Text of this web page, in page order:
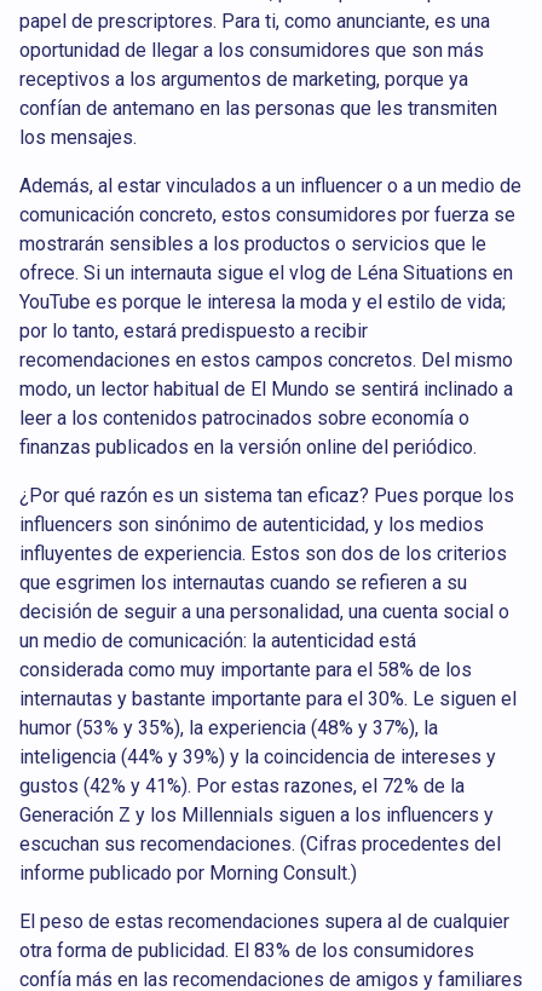
papel de prescriptores. Para ti, como anunciante, es una
oportunidad de llegar a los consumidores que son más
receptivos a los argumentos de marketing, porque ya
confían de antemano en las personas que les transmiten
los mensajes.
Además, al estar vinculados a un influencer o a un medio de
comunicación concreto, estos consumidores por fuerza se
mostrarán sensibles a los productos o servicios que le
ofrece. Si un internauta sigue el vlog de Léna Situations en
YouTube es porque le interesa la moda y el estilo de vida;
por lo tanto, estará predispuesto a recibir
recomendaciones en estos campos concretos. Del mismo
modo, un lector habitual de El Mundo se sentirá inclinado a
leer a los contenidos patrocinados sobre economía o
finanzas publicados en la versión online del periódico.
¿Por qué razón es un sistema tan eficaz? Pues porque los
influencers son sinónimo de autenticidad, y los medios
influyentes de experiencia. Estos son dos de los criterios
que esgrimen los internautas cuando se refieren a su
decisión de seguir a una personalidad, una cuenta social o
un medio de comunicación: la autenticidad está
considerada como muy importante para el 58% de los
internautas y bastante importante para el 30%. Le siguen el
humor (53% y 35%), la experiencia (48% y 37%), la
inteligencia (44% y 39%) y la coincidencia de intereses y
gustos (42% y 41%). Por estas razones, el 72% de la
Generación Z y los Millennials siguen a los influencers y
escuchan sus recomendaciones. (Cifras procedentes del
informe publicado por Morning Consult.)
El peso de estas recomendaciones supera al de cualquier
otra forma de publicidad. El 83% de los consumidores
confía más en las recomendaciones de amigos y familiares